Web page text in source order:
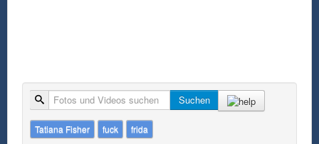
Suche Suchen
Tatiana Fisher fuck frida